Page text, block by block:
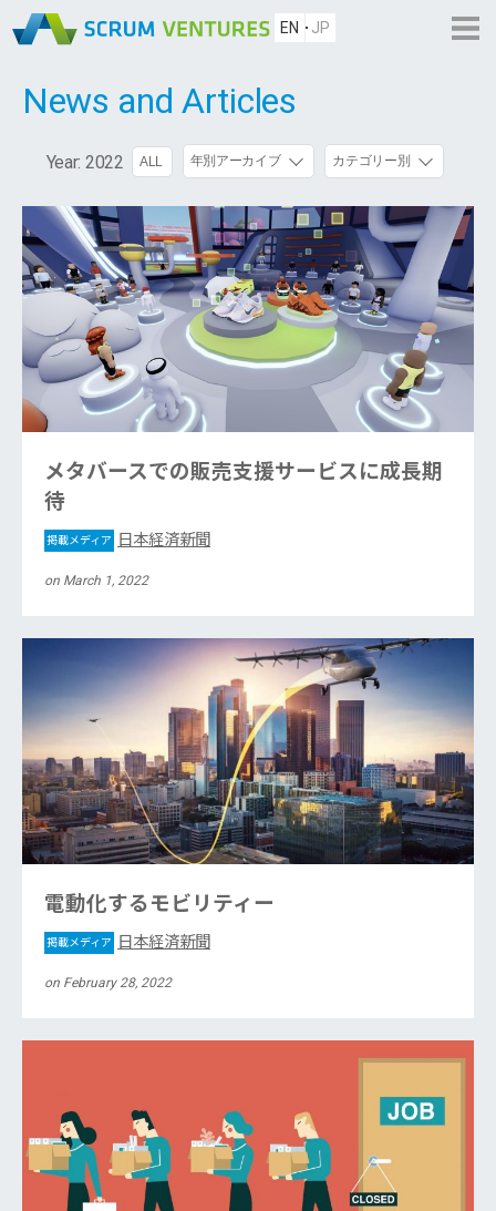
EN JP
News and Articles
Year: 2022 ALL 年別アーカイブ カテゴリー別
メタバースでの販売支援サービスに成長期
待
掲載メディア 日本経済新聞
on March 1, 2022
電動化するモビリティー
掲載メディア 日本経済新聞
on February 28, 2022